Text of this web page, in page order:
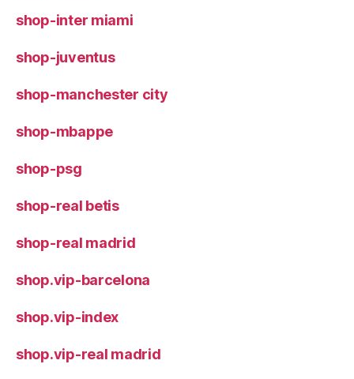
shop-inter miami
shop-juventus
shop-manchester city
shop-mbappe
shop-psg
shop-real betis
shop-real madrid
shop.vip-barcelona
shop.vip-index
shop.vip-real madrid